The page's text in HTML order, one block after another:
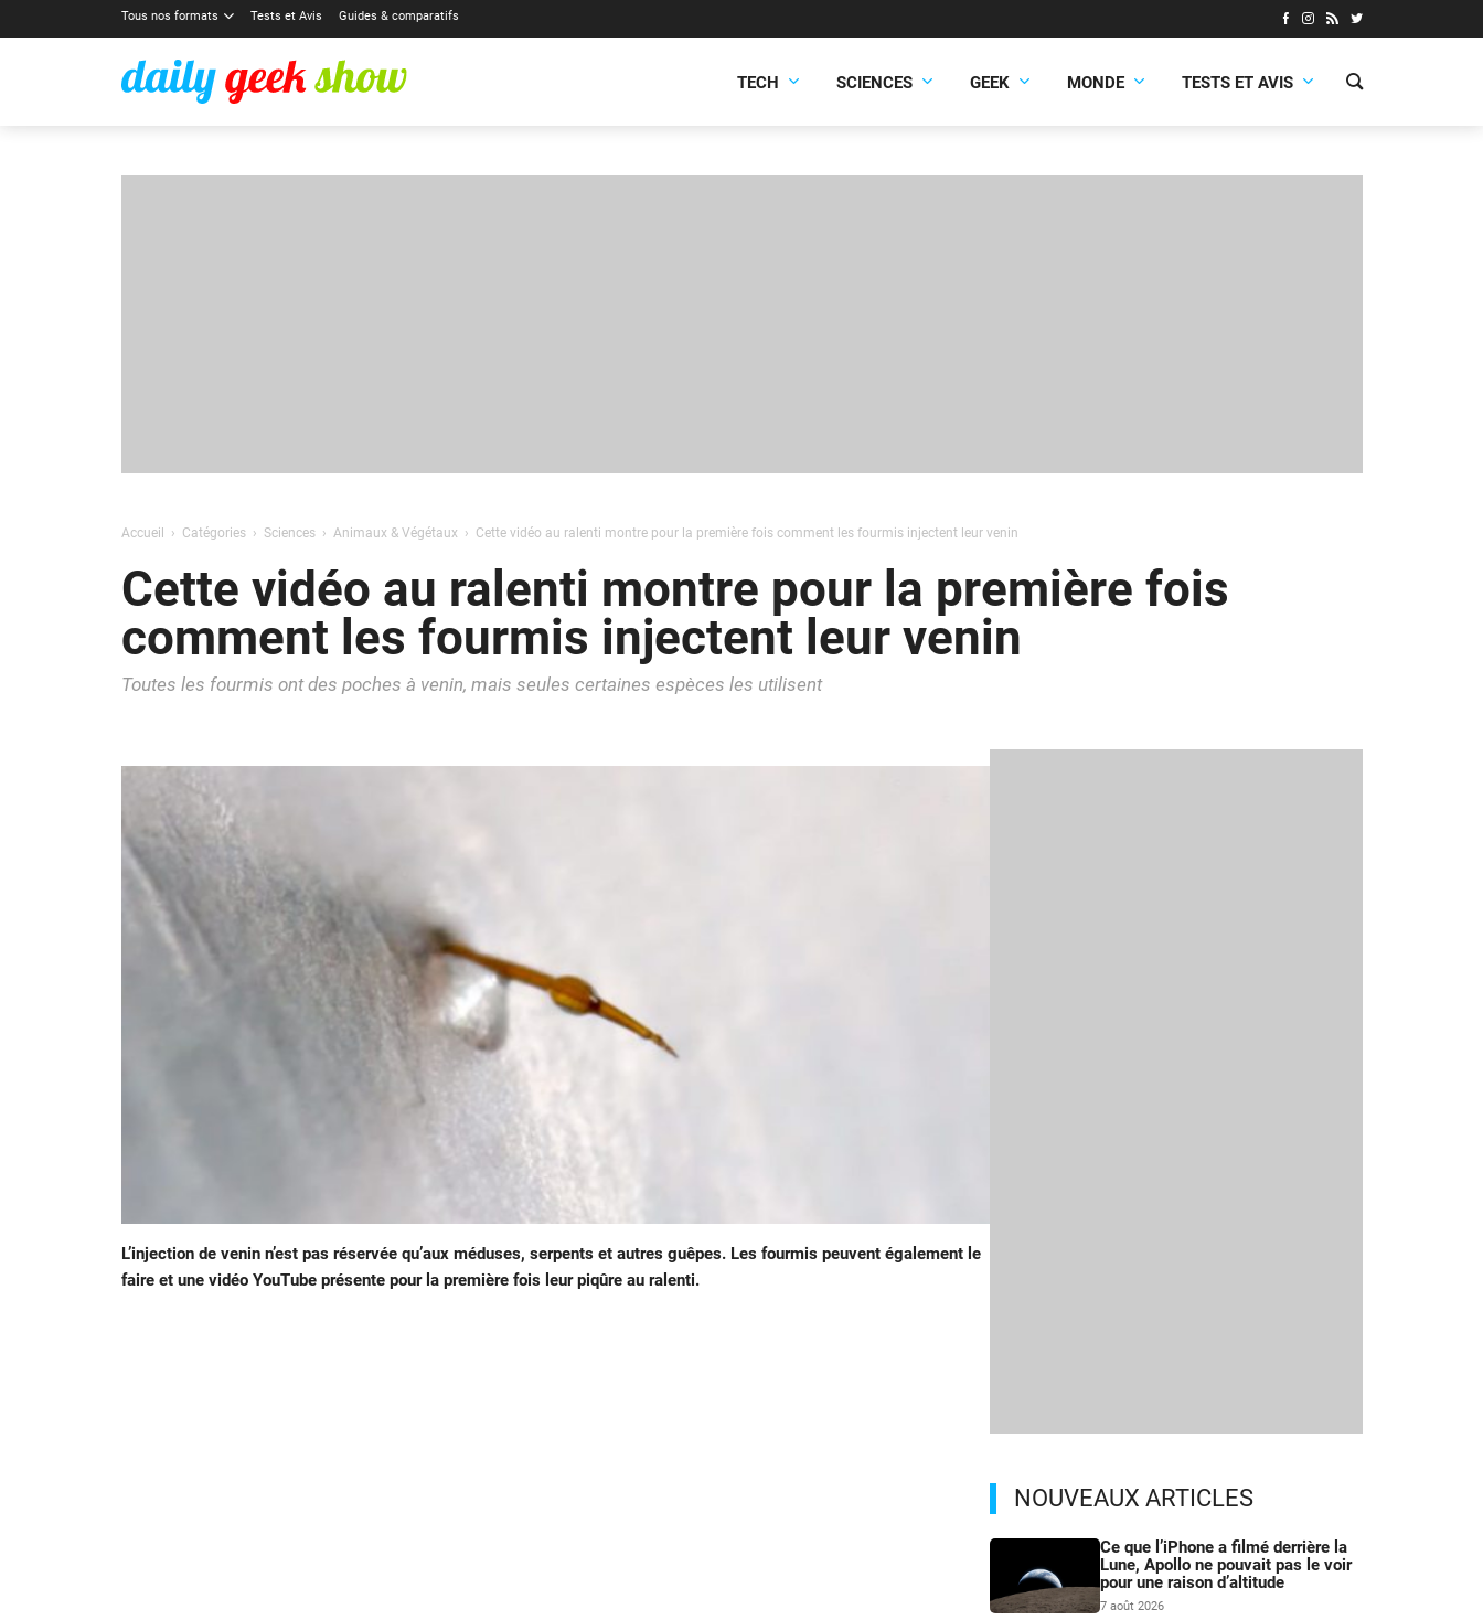
Tous nos formats Tests et Avis Guides & comparatifs
TECH SCIENCES GEEK MONDE TESTS ET AVIS
Accueil Catégories Sciences Animaux & Végétaux Cette vidéo au ralenti montre pour la première fois comment les fourmis injectent leur venin
Cette vidéo au ralenti montre pour la première fois
comment les fourmis injectent leur venin
Toutes les fourmis ont des poches à venin, mais seules certaines espèces les utilisent
L’injection de venin n’est pas réservée qu’aux méduses, serpents et autres guêpes. Les fourmis peuvent également le
faire et une vidéo YouTube présente pour la première fois leur piqûre au ralenti.
NOUVEAUX ARTICLES
Ce que l’iPhone a filmé derrière la
Lune, Apollo ne pouvait pas le voir
pour une raison d’altitude
7 août 2026